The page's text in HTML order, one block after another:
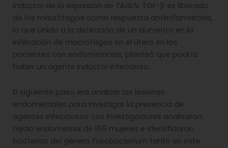
inductor de la expresión de TAGLN. TGF-β es liberado
de los mácrófagos como respuesta antiinflamatoria,
lo que unido a la detección de un aumento en la
infiltración de macrófagos en el útero en los
pacientes con endometriosis, planteó que podría
haber un agente inductor infeccioso.
El siguiente paso era analizar las lesiones
endometriales para investigar la presencia de
agentes infecciosos. Los investigadores analizaron
tejido endometrial de 155 mujeres e identificaron
bacterias del género Fusobacterium tanto en este